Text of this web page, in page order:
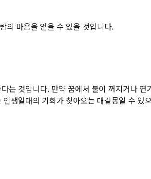
의 마음을 얻을 수 있을 것입니다.
것입니다. 만약 꿈에서 불이 꺼지거나
생일대의 기회가 찾아오는 대길몽일 수 있